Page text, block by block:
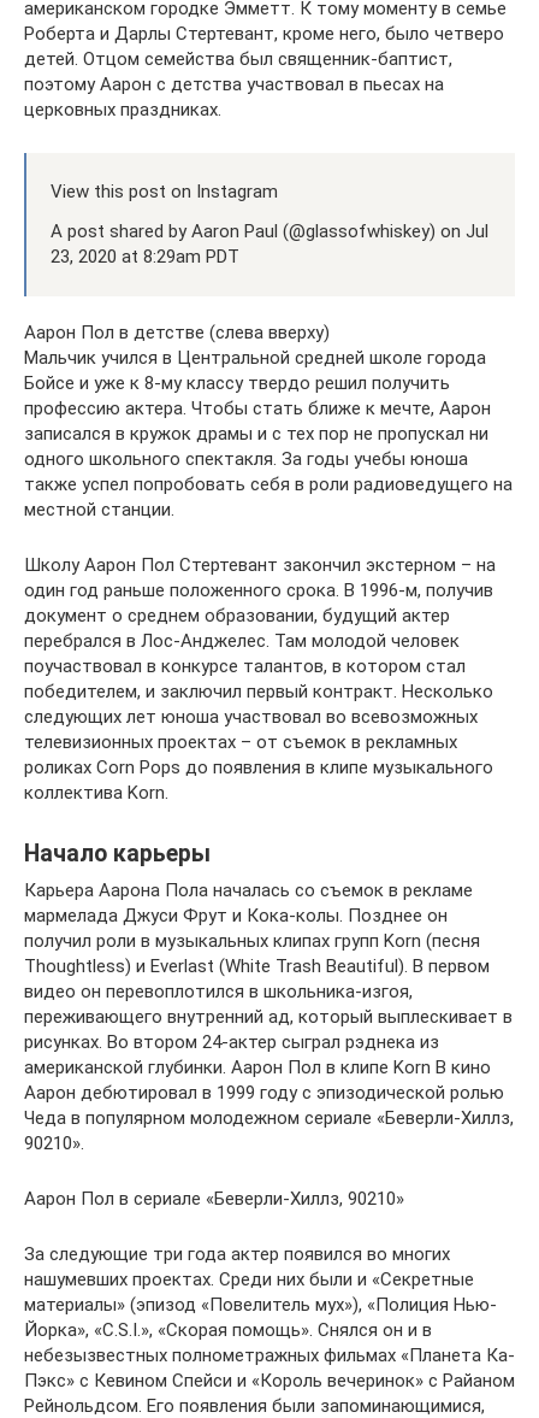
американском городке Эмметт. К тому моменту в семье
Роберта и Дарлы Стертевант, кроме него, было четверо
детей. Отцом семейства был священник-баптист,
поэтому Аарон с детства участвовал в пьесах на
церковных праздниках.
View this post on Instagram
A post shared by Aaron Paul (@glassofwhiskey) on Jul
23, 2020 at 8:29am PDT
Аарон Пол в детстве (слева вверху)
Мальчик учился в Центральной средней школе города
Бойсе и уже к 8-му классу твердо решил получить
профессию актера. Чтобы стать ближе к мечте, Аарон
записался в кружок драмы и с тех пор не пропускал ни
одного школьного спектакля. За годы учебы юноша
также успел попробовать себя в роли радиоведущего на
местной станции.
Школу Аарон Пол Стертевант закончил экстерном – на
один год раньше положенного срока. В 1996-м, получив
документ о среднем образовании, будущий актер
перебрался в Лос-Анджелес. Там молодой человек
поучаствовал в конкурсе талантов, в котором стал
победителем, и заключил первый контракт. Несколько
следующих лет юноша участвовал во всевозможных
телевизионных проектах – от съемок в рекламных
роликах Corn Pops до появления в клипе музыкального
коллектива Korn.
Начало карьеры
Карьера Аарона Пола началась со съемок в рекламе
мармелада Джуси Фрут и Кока-колы. Позднее он
получил роли в музыкальных клипах групп Korn (песня
Thoughtless) и Everlast (White Trash Beautiful). В первом
видео он перевоплотился в школьника-изгоя,
переживающего внутренний ад, который выплескивает в
рисунках. Во втором 24-актер сыграл рэднека из
американской глубинки. Аарон Пол в клипе Korn В кино
Аарон дебютировал в 1999 году с эпизодической ролью
Чеда в популярном молодежном сериале «Беверли-Хиллз,
90210».
Аарон Пол в сериале «Беверли-Хиллз, 90210»
За следующие три года актер появился во многих
нашумевших проектах. Среди них были и «Секретные
материалы» (эпизод «Повелитель мух»), «Полиция Нью-
Йорка», «C.S.I.», «Скорая помощь». Снялся он и в
небезызвестных полнометражных фильмах «Планета Ка-
Пэкс» с Кевином Спейси и «Король вечеринок» с Райаном
Рейнольдсом. Его появления были запоминающимися,